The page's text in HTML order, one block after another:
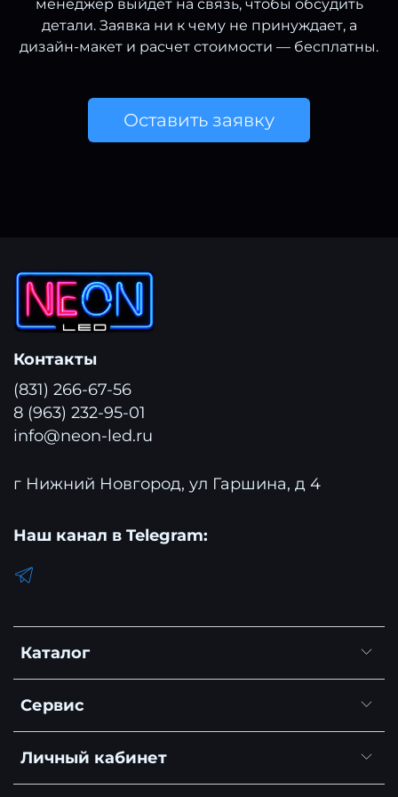
менеджер выйдет на связь, чтобы обсудить
детали. Заявка ни к чему не принуждает, а
дизайн-макет и расчет стоимости — бесплатны.
Оставить заявку
Каталог
Сервис
Личный кабинет
Контакты
(831) 266-67-56
8 (963) 232-95-01
info@neon-led.ru
г Нижний Новгород, ул Гаршина, д 4
Наш канал в Telegram: